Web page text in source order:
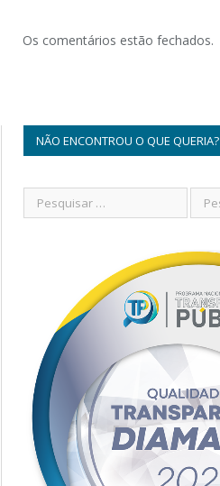
Os comentários estão fechados.
NÃO ENCONTROU O QUE QUERIA?